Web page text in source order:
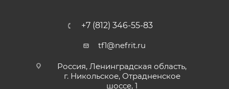
+7 (812) 346-55-83
tf1@nefrit.ru
Россия, Ленинградская область,
г. Никольское, Отрадненское
шоссе, 1